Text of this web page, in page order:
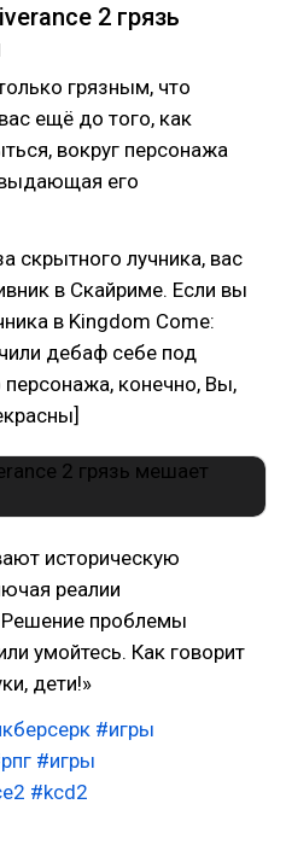
2 грязь
грязным, что
ещё до того, как
вокруг персонажа
выдающая его
скрытного лучника, вас
в Скайриме. Если вы
в Kingdom Come:
дебаф себе под
персонажа, конечно, Вы,
историческую
реалии
Решение проблемы
умойтесь. Как говорит
дети!»
#игры
#игры
#kcd2